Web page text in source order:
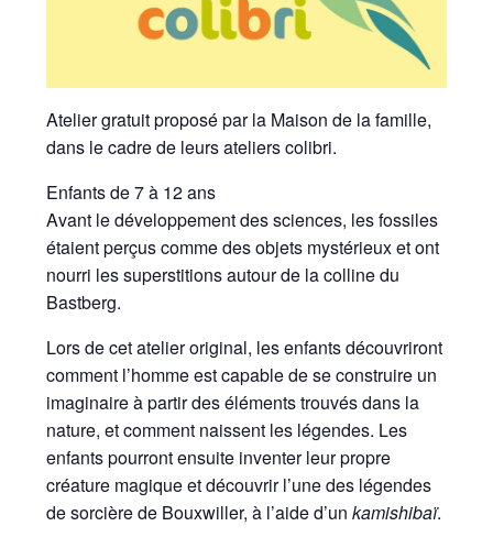
Atelier gratuit proposé par la Maison de la famille,
dans le cadre de leurs ateliers colibri.
Enfants de 7 à 12 ans
Avant le développement des sciences, les fossiles
étaient perçus comme des objets mystérieux et ont
nourri les superstitions autour de la colline du
Bastberg.
Lors de cet atelier original, les enfants découvriront
comment l’homme est capable de se construire un
imaginaire à partir des éléments trouvés dans la
nature, et comment naissent les légendes. Les
enfants pourront ensuite inventer leur propre
créature magique et découvrir l’une des légendes
de sorcière de Bouxwiller, à l’aide d’unkamishibaï.